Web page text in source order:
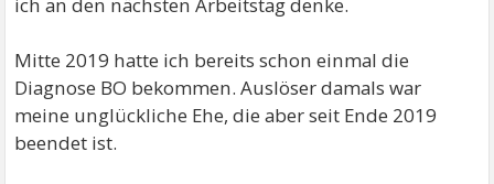
Mitte 2019 hatte ich bereits schon einmal die
Diagnose BO bekommen. Auslöser damals war
meine unglückliche Ehe, die aber seit Ende 2019
beendet ist.